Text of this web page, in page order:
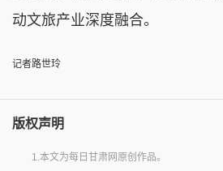
动文旅产业深度融合。
记者路世玲
版权声明
1.本文为每日甘肃网原创作品。